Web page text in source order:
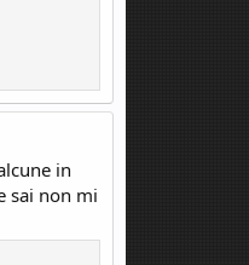
in
sai non mi